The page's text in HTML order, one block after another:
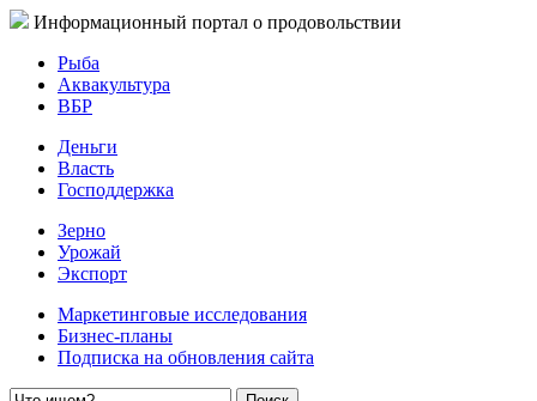
Информационный портал о продовольствии
Рыба
Аквакультура
ВБР
Деньги
Власть
Господдержка
Зерно
Урожай
Экспорт
Маркетинговые исследования
Бизнес-планы
Подписка на обновления сайта